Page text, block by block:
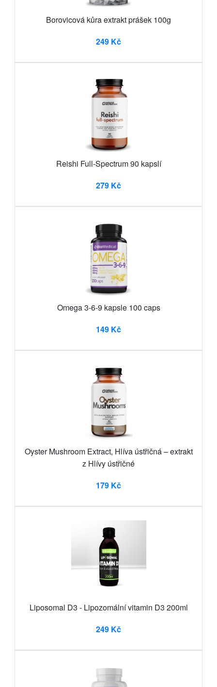
Borovicová kůra extrakt prášek 100g
249 Kč
Reishi Full-Spectrum 90 kapslí
279 Kč
Omega 3-6-9 kapsle 100 caps
149 Kč
Oyster Mushroom Extract, Hlíva ústřičná – extrakt
z Hlívy ústřičné
179 Kč
Liposomal D3 - Lipozomální vitamin D3 200ml
249 Kč